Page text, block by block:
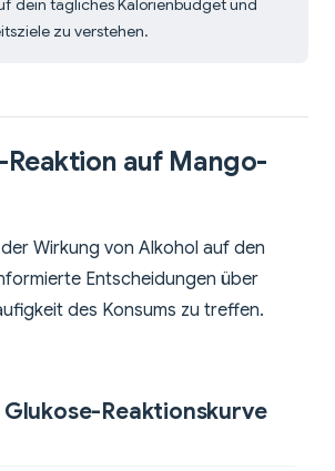
dein tägliches Kalorienbudget und
zu verstehen.
auf Mango-
Wirkung von Alkohol auf den
Entscheidungen über
des Konsums zu treffen.
Glukose-Reaktionskurve